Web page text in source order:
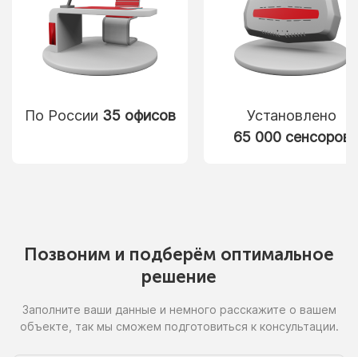
По России 35 офисов
Установлено
65 000 сенсоров
Позвоним и подберём оптимальное
решение
Заполните ваши данные и немного расскажите о вашем
объекте, так мы сможем подготовиться к консультации.